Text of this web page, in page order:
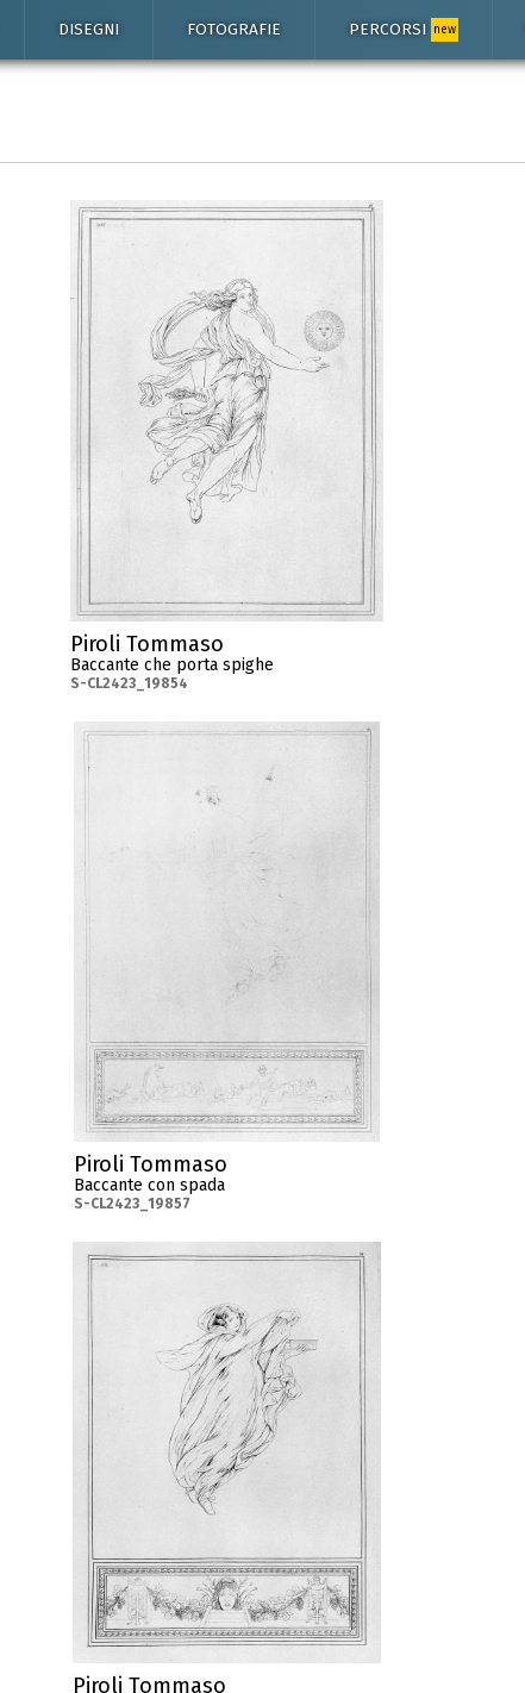
DISEGNI FOTOGRAFIE PERCORSI new
Piroli Tommaso
Baccante che porta spighe
S-CL2423_19854
Piroli Tommaso
Baccante con spada
S-CL2423_19857
Piroli Tommaso